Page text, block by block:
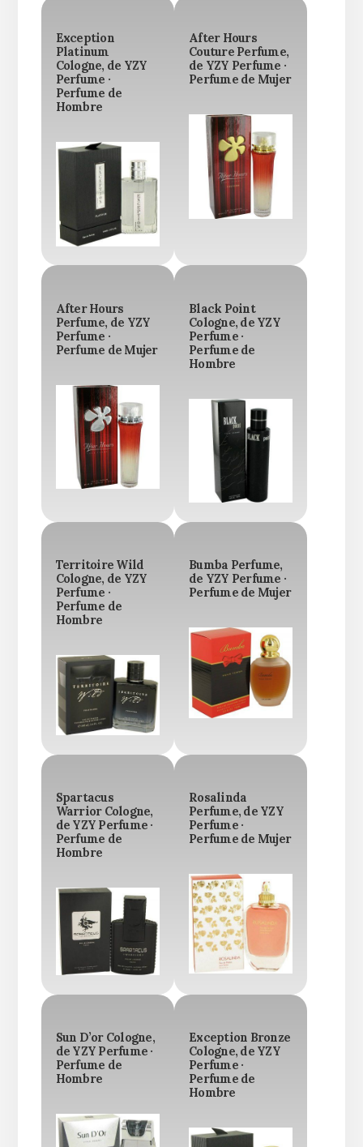
Exception
Platinum
Cologne, de YZY
Perfume ·
Perfume de
Hombre
After Hours
Couture Perfume,
de YZY Perfume ·
Perfume de Mujer
After Hours
Perfume, de YZY
Perfume ·
Perfume de Mujer
Black Point
Cologne, de YZY
Perfume ·
Perfume de
Hombre
Territoire Wild
Cologne, de YZY
Perfume ·
Perfume de
Hombre
Bumba Perfume,
de YZY Perfume ·
Perfume de Mujer
Spartacus
Warrior Cologne,
de YZY Perfume ·
Perfume de
Hombre
Rosalinda
Perfume, de YZY
Perfume ·
Perfume de Mujer
Sun D’or Cologne,
de YZY Perfume ·
Perfume de
Hombre
Exception Bronze
Cologne, de YZY
Perfume ·
Perfume de
Hombre